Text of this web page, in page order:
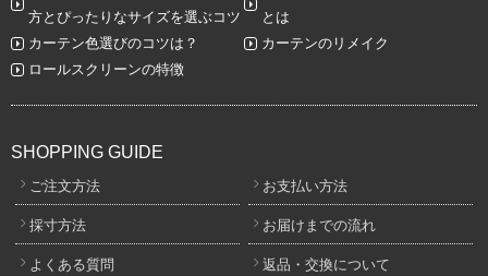
方とぴったりなサイズを選ぶコツ
とは
カーテン色選びのコツは？
カーテンのリメイク
ロールスクリーンの特徴
SHOPPING GUIDE
ご注文方法 お支払い方法
採寸方法 お届けまでの流れ
よくある質問 返品・交換について